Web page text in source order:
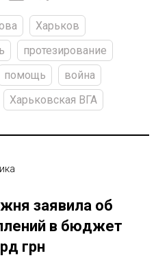
Харьков
протезирование
помощь
война
Харьковская ВГА
заявила об
в бюджет
грн